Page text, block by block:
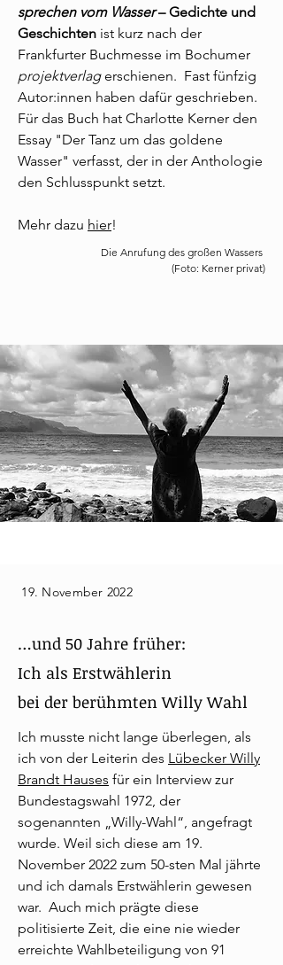
sprechen vom Wasser– Gedichte und
Geschichten ist kurz nach der
Frankfurter Buchmesse im Bochumer
projektverlagerschienen. Fast fünfzig
Autor:innen haben dafür geschrieben.
Für das Buch hat Charlotte Kerner den
Essay "Der Tanz um das goldene
Wasser" verfasst, der in der Anthologie
den Schlusspunkt setzt.
Mehr dazu hier!
Die Anrufung des großen Wassers
(Foto: Kerner privat)
19. November 2022
…und 50 Jahre früher:
Ich als Erstwählerin
bei der berühmten Willy Wahl
Ich musste nicht lange überlegen, als
ich von der Leiterin des Lübecker Willy
Brandt Hauses für ein Interview zur
Bundestagswahl 1972, der
sogenannten „Willy-Wahl“, angefragt
wurde. Weil sich diese am 19.
November 2022 zum 50-sten Mal jährte
und ich damals Erstwählerin gewesen
war. Auch mich prägte diese
politisierte Zeit, die eine nie wieder
erreichte Wahlbeteiligung von 91